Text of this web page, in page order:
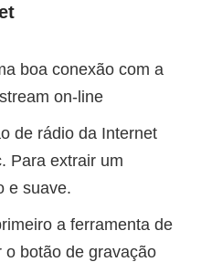
boa conexão com a
on-line
de rádio da Internet
Para extrair um
e suave.
a ferramenta de
o botão de gravação